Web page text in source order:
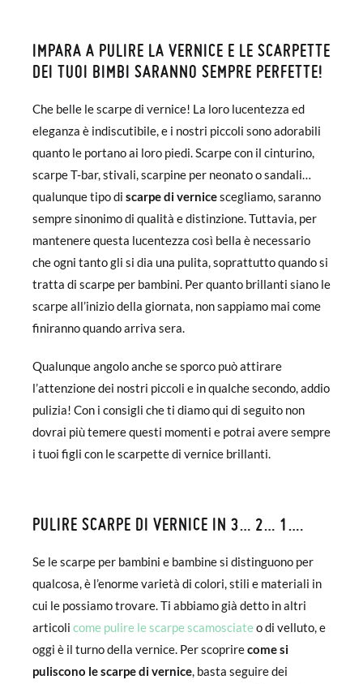
IMPARA A PULIRE LA VERNICE E LE SCARPETTE
DEI TUOI BIMBI SARANNO SEMPRE PERFETTE!
Che belle le scarpe di vernice! La loro lucentezza ed
eleganza è indiscutibile, e i nostri piccoli sono adorabili
quanto le portano ai loro piedi. Scarpe con il cinturino,
scarpe T-bar, stivali, scarpine per neonato o sandali…
qualunque tipo di scarpe di vernicescegliamo, saranno
sempre sinonimo di qualità e distinzione. Tuttavia, per
mantenere questa lucentezza così bella è necessario
che ogni tanto gli si dia una pulita, soprattutto quando si
tratta di scarpe per bambini. Per quanto brillanti siano le
scarpe all’inizio della giornata, non sappiamo mai come
finiranno quando arriva sera.
Qualunque angolo anche se sporco può attirare
l’attenzione dei nostri piccoli e in qualche secondo, addio
pulizia! Con i consigli che ti diamo qui di seguito non
dovrai più temere questi momenti e potrai avere sempre
i tuoi figli con le scarpette di vernice brillanti.
PULIRE SCARPE DI VERNICE IN 3… 2… 1….
Se le scarpe per bambini e bambine si distinguono per
qualcosa, è l’enorme varietà di colori, stili e materiali in
cui le possiamo trovare. Ti abbiamo già detto in altri
articoli come pulire le scarpe scamosciateo di velluto, e
oggi è il turno della vernice. Per scoprirecome si
puliscono le scarpe di vernice, basta seguire dei